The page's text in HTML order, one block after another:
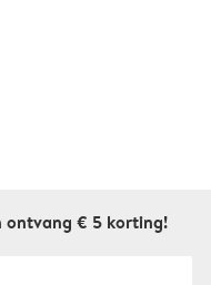
ontvang € 5 korting!